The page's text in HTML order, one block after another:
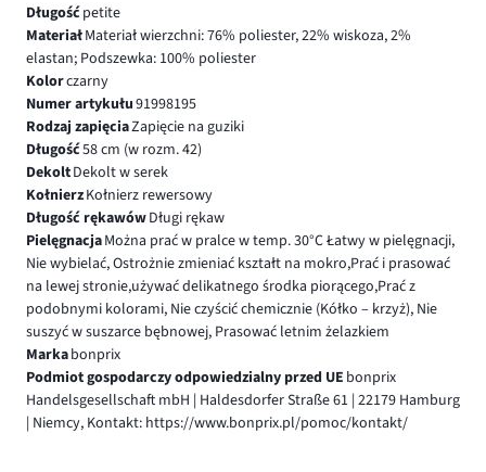
Długośćpetite
MateriałMateriał wierzchni: 76% poliester, 22% wiskoza, 2%
elastan; Podszewka: 100% poliester
Kolorczarny
Numer artykułu91998195
Rodzaj zapięciaZapięcie na guziki
Długość58 cm (w rozm. 42)
DekoltDekolt w serek
KołnierzKołnierz rewersowy
Długość rękawówDługi rękaw
PielęgnacjaMożna prać w pralce w temp. 30°C Łatwy w pielęgnacji,
Nie wybielać, Ostrożnie zmieniać kształt na mokro,Prać i prasować
na lewej stronie,używać delikatnego środka piorącego,Prać z
podobnymi kolorami, Nie czyścić chemicznie (Kółko – krzyż), Nie
suszyć w suszarce bębnowej, Prasować letnim żelazkiem
Markabonprix
Podmiot gospodarczy odpowiedzialny przed UE bonprix
Handelsgesellschaft mbH | Haldesdorfer Straße 61 | 22179 Hamburg
| Niemcy, Kontakt: https://www.bonprix.pl/pomoc/kontakt/